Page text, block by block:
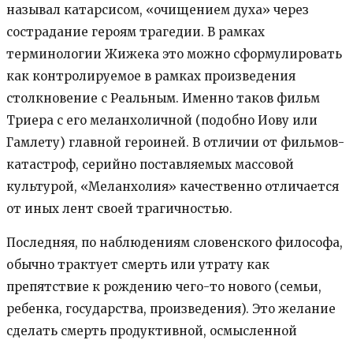
называл катарсисом, «очищением духа» через
сострадание героям трагедии. В рамках
терминологии Жижека это можно сформулировать
как контролируемое в рамках произведения
столкновение с Реальным. Именно таков фильм
Триера с его меланхоличной (подобно Иову или
Гамлету) главной героиней. В отличии от фильмов-
катастроф, серийно поставляемых массовой
культурой, «Меланхолия» качественно отличается
от иных лент своей трагичностью.
Последняя, по наблюдениям словенского философа,
обычно трактует смерть или утрату как
препятствие к рождению чего-то нового (семьи,
ребенка, государства, произведения). Это желание
сделать смерть продуктивной, осмысленной